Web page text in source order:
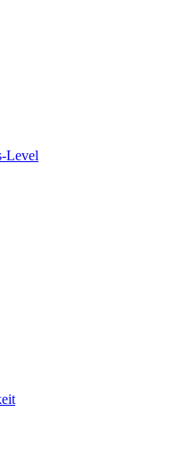
Level